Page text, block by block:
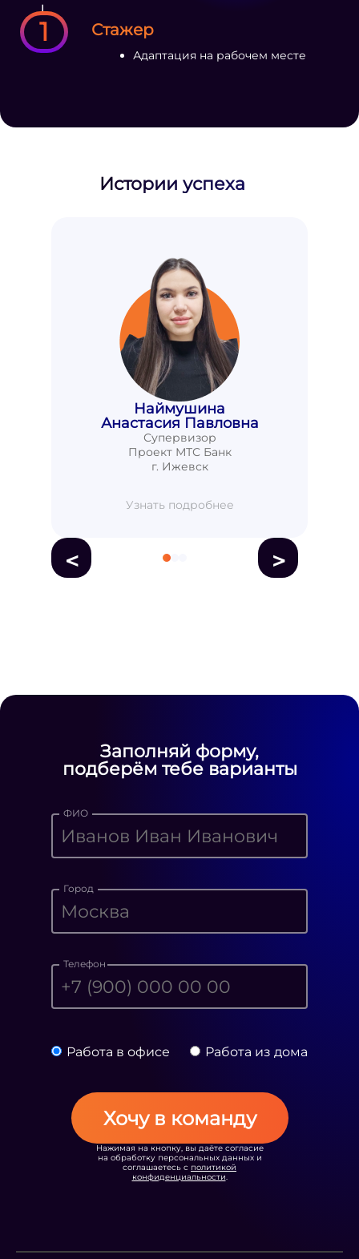
1 Стажер
Адаптация на рабочем месте
Истории успеха
Наймушина
Анастасия Павловна
Супервизор
Проект МТС Банк
г. Ижевск
Узнать подробнее
< >
Заполняй форму,
подберём тебе варианты
ФИО
Город
Телефон
Работа в офисе Работа из дома
Хочу в команду
Нажимая на кнопку, вы даёте согласие
на обработку персональных данных и
соглашаетесь с политикой
конфиденциальности.